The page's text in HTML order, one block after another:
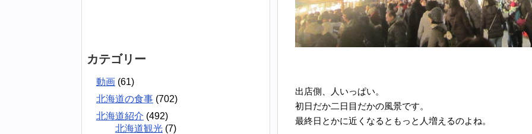
出店側、人いっぱい。
初日だか二日目だかの風景です。
最終日とかに近くなるともっと人増えるのよね。
カテゴリー
動画 (61)
北海道の食事 (702)
北海道紹介 (492)
北海道観光 (7)